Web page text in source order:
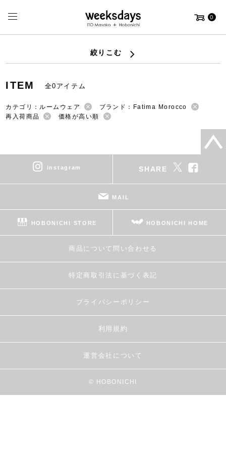
0
絞りこむ
ITEM 全0アイテム
カテゴリ：ルームウェア
ブランド：Fatima Morocco
再入荷商品
価格が高い順
instagram SHARE
MAIL
HOBONICHI STORE HOBONICHI HOME
商品について問い合わせる
特定商取引法に基づく表記
プライバシーポリシー
利用規約
運営会社について
© HOBONICHI